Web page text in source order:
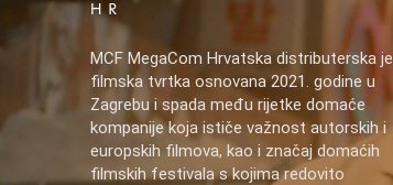
MCF MegaCom Hrvatska distributerska je
filmska tvrtka osnovana 2021. godine u
Zagrebu i spada među rijetke domaće
kompanije koja ističe važnost autorskih i
europskih filmova, kao i značaj domaćih
filmskih festivala s kojima redovito